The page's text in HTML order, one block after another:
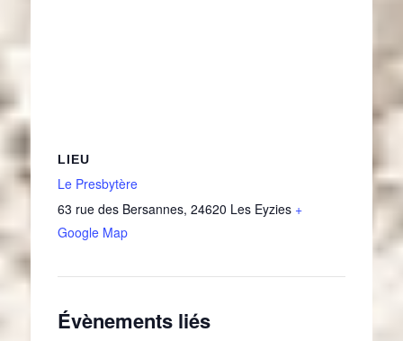
LIEU
Le Presbytère
63 rue des Bersannes, 24620 Les Eyzies +
Google Map
Évènements liés